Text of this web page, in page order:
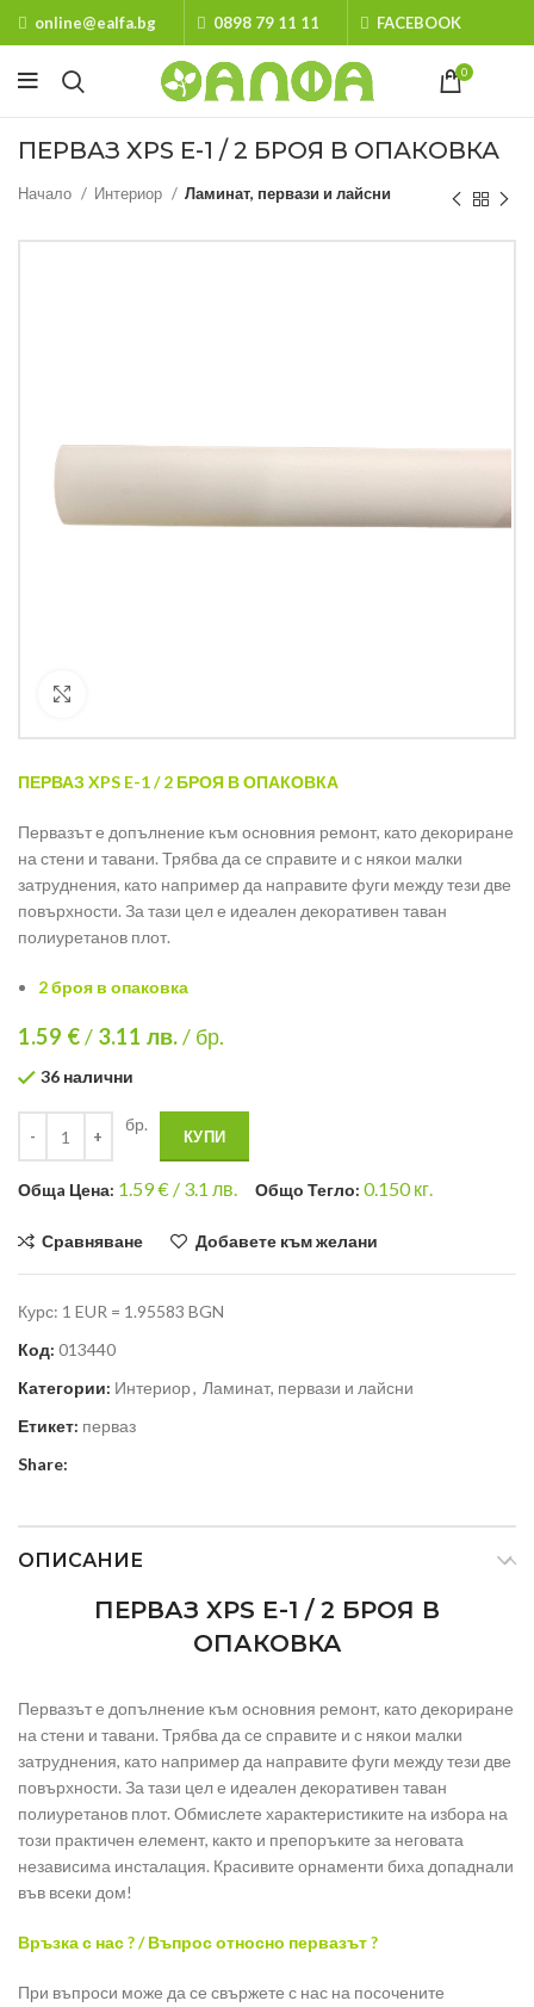
online@ealfa.bg 0898 79 11 11 FACEBOOK
0
ПЕРВАЗ XPS E-1 / 2 БРОЯ В ОПАКОВКА
Начало Интериор Ламинат, первази и лайсни
ПЕРВАЗ XPS E-1 / 2 БРОЯ В ОПАКОВКА
Первазът е допълнение към основния ремонт, като декориране
на стени и тавани. Трябва да се справите и с някои малки
затруднения, като например да направите фуги между тези две
повърхности. За тази цел е идеален декоративен таван
полиуретанов плот.
2 броя в опаковка
1.59 €/ 3.11 лв./ бр.
36 налични
бр.
КУПИ
Общa Цена: 1.59€ / 3.1 лв. Общо Тегло: 0.150кг.
Сравняване Добавете към желани
Курс: 1 EUR = 1.95583 BGN
Код: 013440
Категории: Интериор, Ламинат, первази и лайсни
Етикет: перваз
Share:
ОПИСАНИЕ
ПЕРВАЗ XPS E-1 / 2 БРОЯ В
ОПАКОВКА
Первазът е допълнение към основния ремонт, като декориране
на стени и тавани. Трябва да се справите и с някои малки
затруднения, като например да направите фуги между тези две
повърхности. За тази цел е идеален декоративен таван
полиуретанов плот. Обмислете характеристиките на избора на
този практичен елемент, както и препоръките за неговата
независима инсталация. Красивите орнаменти биха допаднали
във всеки дом!
Връзка с нас ? / Въпрос относно первазът ?
При въпроси може да се свържете с нас на посочените